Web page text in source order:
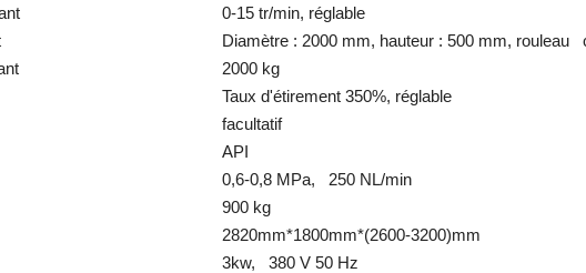
0-15 tr/min, réglable
Diamètre : 2000 mm, hauteur : 500 mm, rouleau
2000 kg
Taux d'étirement 350%, réglable
facultatif
API
0,6-0,8 MPa, 250 NL/min
900 kg
2820mm*1800mm*(2600-3200)mm
3kw, 380 V 50 Hz